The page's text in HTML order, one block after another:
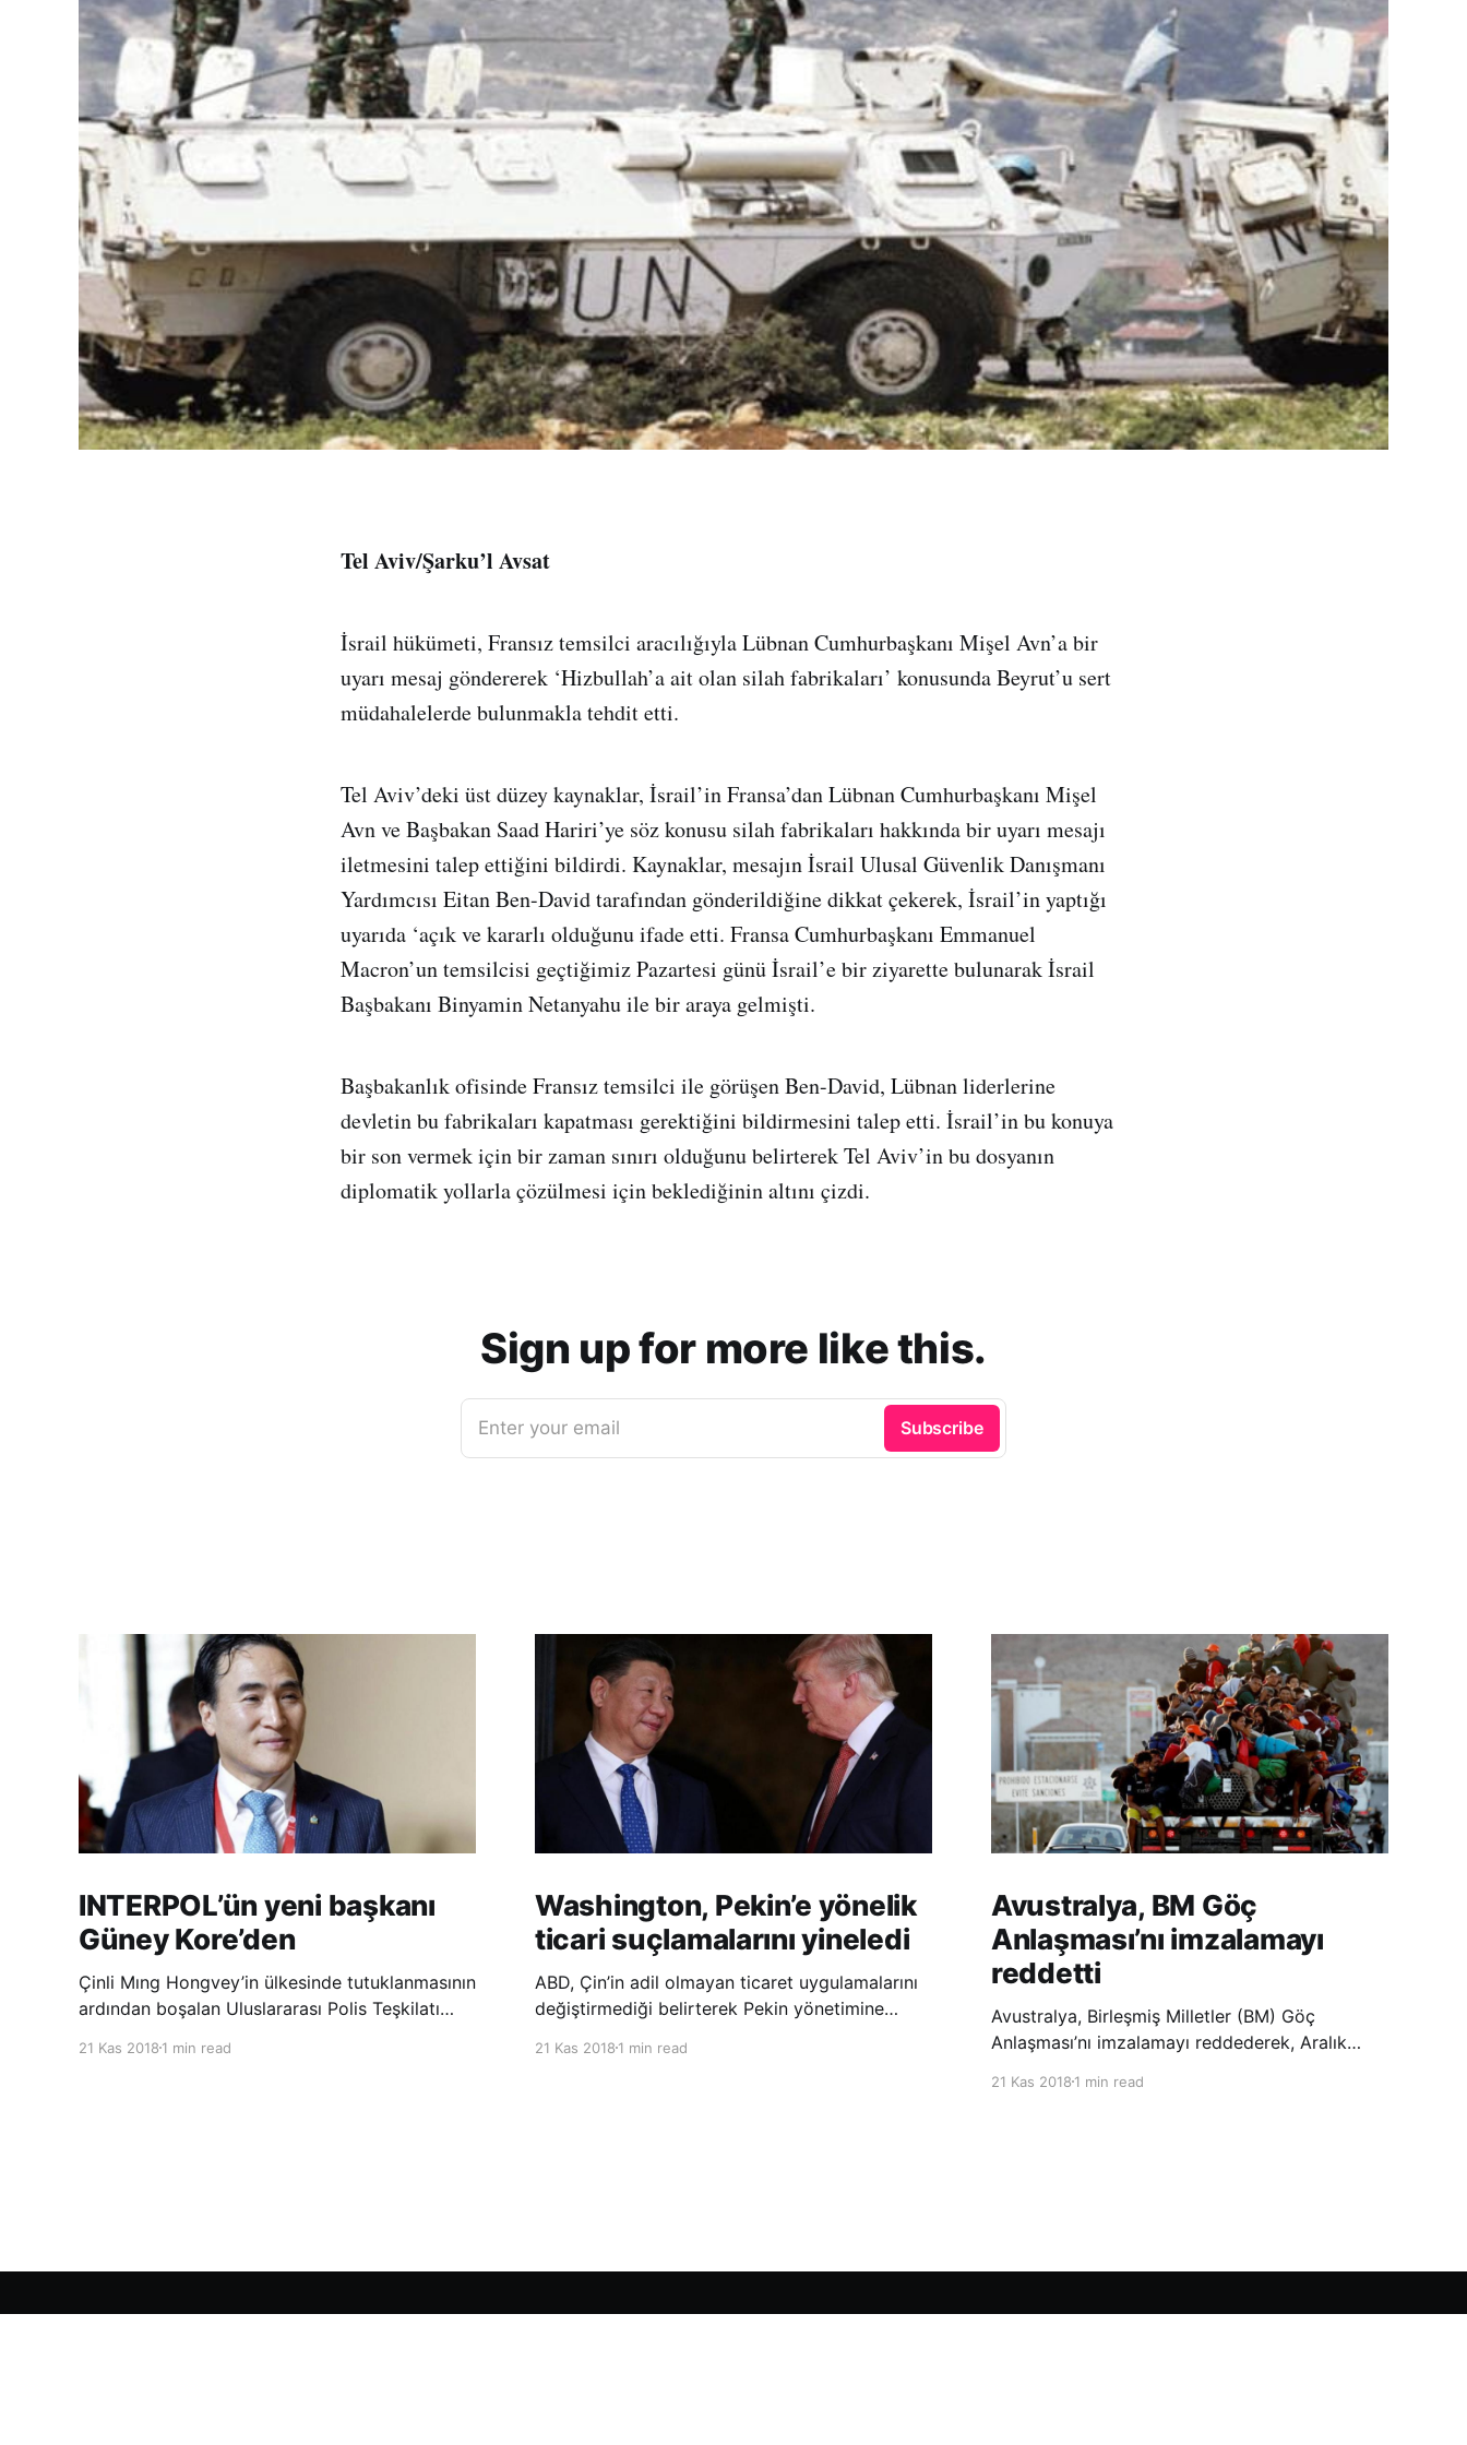
Tel Aviv/Şarku’l Avsat
İsrail hükümeti, Fransız temsilci aracılığıyla Lübnan Cumhurbaşkanı Mişel Avn’a bir
uyarı mesaj göndererek ‘Hizbullah’a ait olan silah fabrikaları’ konusunda Beyrut’u sert
müdahalelerde bulunmakla tehdit etti.
Tel Aviv’deki üst düzey kaynaklar, İsrail’in Fransa’dan Lübnan Cumhurbaşkanı Mişel
Avn ve Başbakan Saad Hariri’ye söz konusu silah fabrikaları hakkında bir uyarı mesajı
iletmesini talep ettiğini bildirdi. Kaynaklar, mesajın İsrail Ulusal Güvenlik Danışmanı
Yardımcısı Eitan Ben-David tarafından gönderildiğine dikkat çekerek, İsrail’in yaptığı
uyarıda ‘açık ve kararlı olduğunu ifade etti. Fransa Cumhurbaşkanı Emmanuel
Macron’un temsilcisi geçtiğimiz Pazartesi günü İsrail’e bir ziyarette bulunarak İsrail
Başbakanı Binyamin Netanyahu ile bir araya gelmişti.
Başbakanlık ofisinde Fransız temsilci ile görüşen Ben-David, Lübnan liderlerine
devletin bu fabrikaları kapatması gerektiğini bildirmesini talep etti. İsrail’in bu konuya
bir son vermek için bir zaman sınırı olduğunu belirterek Tel Aviv’in bu dosyanın
diplomatik yollarla çözülmesi için beklediğinin altını çizdi.
Sign up for more like this.
Enter your email Subscribe
INTERPOL’ün yeni başkanı
Güney Kore’den
Çinli Mıng Hongvey’in ülkesinde tutuklanmasının
ardından boşalan Uluslararası Polis Teşkilatı
Jong Yang seçildi. INTERPOL Genel Kurulu’nun
21 Kas 2018 1 min read
Washington, Pekin’e yönelik
ticari suçlamalarını yineledi
ABD, Çin’in adil olmayan ticaret uygulamalarını
değiştirmediği belirterek Pekin yönetimine
Temsilciliği’nin Çin’in fikri mülkiyet ve teknoloji
21 Kas 20181 min read
Avustralya, BM Göç
Anlaşması’nı imzalamayı
reddetti
Avustralya, Birleşmiş Milletler (BM) Göç
Anlaşması’nı imzalamayı reddederek, Aralık
konferansta BM üyesi ülkeler tarafından
21 Kas 20181 min read